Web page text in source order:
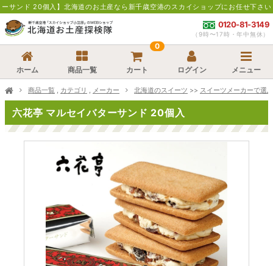
北海道のお土産なら新千歳空港のスカイショップにお任せ下さい。通販・お取寄
0120-81-3149
（9時〜17時・年中無休）
ホーム 商品一覧 カート
0
ログイン メニュー
商品一覧 , カテゴリ , メーカー 北海道のスイーツ >> スイーツメーカーで選ぶ
六花亭 マルセイバターサンド 20個入